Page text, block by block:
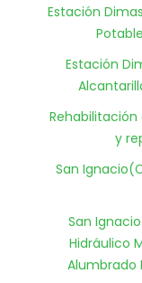
Estación
Estación
y
San
San
Hidráulico
Alumbrado